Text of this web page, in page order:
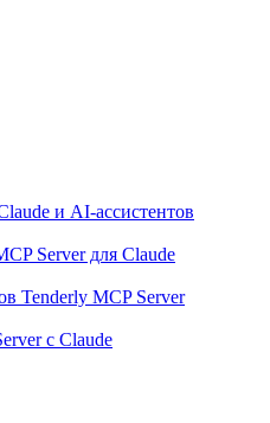
и AI-ассистентов
Server для Claude
Tenderly MCP Server
с Claude